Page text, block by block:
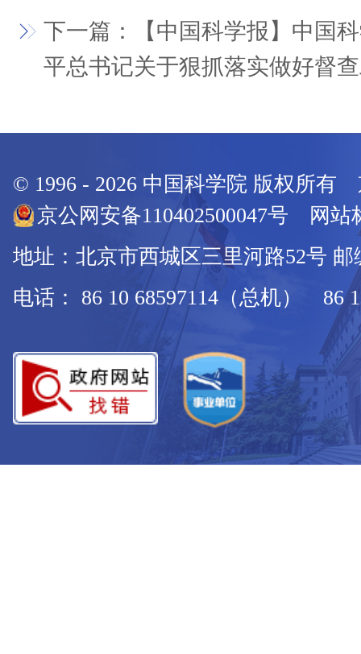
下一篇：【中国科学报】中国
平总书记关于狠抓落实做好督
© 1996 - 2026 中国科学院 版权所有
京公网安备110402500047号 网站
地址：北京市西城区三里河路52号 邮
电话： 86 10 68597114（总机） 86